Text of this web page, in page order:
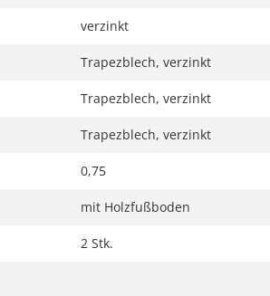
verzinkt
Trapezblech, verzinkt
Trapezblech, verzinkt
Trapezblech, verzinkt
0,75
mit Holzfußboden
2 Stk.